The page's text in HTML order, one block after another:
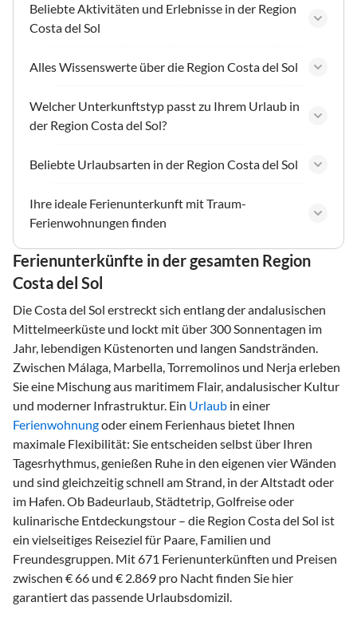
Beliebte Aktivitäten und Erlebnisse in der Region
Costa del Sol
Alles Wissenswerte über die Region Costa del Sol
Welcher Unterkunftstyp passt zu Ihrem Urlaub in
der Region Costa del Sol?
Beliebte Urlaubsarten in der Region Costa del Sol
Ihre ideale Ferienunterkunft mit Traum-
Ferienwohnungen finden
Ferienunterkünfte in der gesamten Region
Costa del Sol
Die Costa del Sol erstreckt sich entlang der andalusischen
Mittelmeerküste und lockt mit über 300 Sonnentagen im
Jahr, lebendigen Küstenorten und langen Sandstränden.
Zwischen Málaga, Marbella, Torremolinos und Nerja erleben
Sie eine Mischung aus maritimem Flair, andalusischer Kultur
und moderner Infrastruktur. Ein Urlaub in einer
Ferienwohnungoder einem Ferienhaus bietet Ihnen
maximale Flexibilität: Sie entscheiden selbst über Ihren
Tagesrhythmus, genießen Ruhe in den eigenen vier Wänden
und sind gleichzeitig schnell am Strand, in der Altstadt oder
im Hafen. Ob Badeurlaub, Städtetrip, Golfreise oder
kulinarische Entdeckungstour – die Region Costa del Sol ist
ein vielseitiges Reiseziel für Paare, Familien und
Freundesgruppen. Mit 671 Ferienunterkünften und Preisen
zwischen € 66 und € 2.869 pro Nacht finden Sie hier
garantiert das passende Urlaubsdomizil.